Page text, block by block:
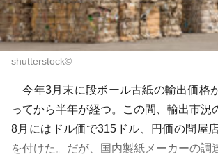
shutterstock©
今年3月末に段ボール古紙の輸出価格
ってから半年が経つ。この間、輸出市況
8月にはドル価で315ドル、円価の問屋
を付けた。だが、国内製紙メーカーの調